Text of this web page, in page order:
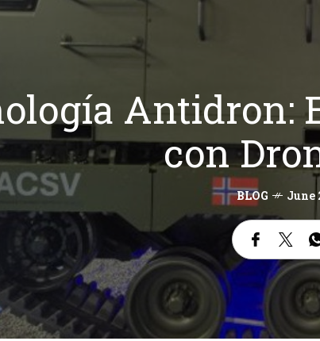
Antidron:
con
BLOG June